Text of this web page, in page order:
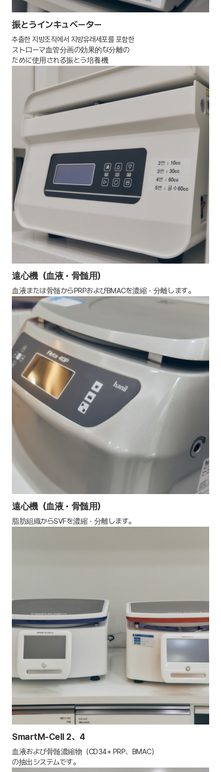
振とうインキュベーター
추출한 지방조직에서 지방유래세포를 포함한
ストローマ血管分画の効果的な分離の
ために使用される振とう培養機
遠心機（血液・骨髄用）
血液または骨髄からPRPおよびBMACを濃縮・分離します。
遠心機（血液・骨髄用）
脂肪組織からSVFを濃縮・分離します。
SmartM-Cell 2、4
血液および骨髄濃縮物（CD34+ PRP、BMAC）
の抽出システムです。